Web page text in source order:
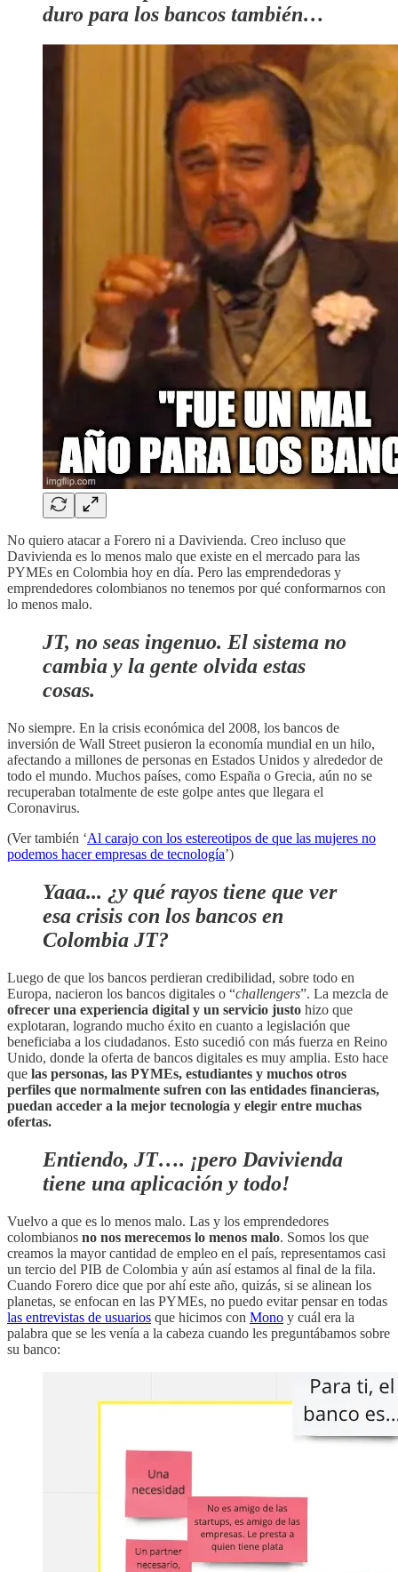
duro para los bancos también…
No quiero atacar a Forero ni a Davivienda. Creo incluso que
Davivienda es lo menos malo que existe en el mercado para las
PYMEs en Colombia hoy en día. Pero las emprendedoras y
emprendedores colombianos no tenemos por qué conformarnos con
lo menos malo.
JT, no seas ingenuo. El sistema no
cambia y la gente olvida estas
cosas.
No siempre. En la crisis económica del 2008, los bancos de
inversión de Wall Street pusieron la economía mundial en un hilo,
afectando a millones de personas en Estados Unidos y alrededor de
todo el mundo. Muchos países, como España o Grecia, aún no se
recuperaban totalmente de este golpe antes que llegara el
Coronavirus.
(Ver también ‘Al carajo con los estereotipos de que las mujeres no
podemos hacer empresas de tecnología’)
Yaaa... ¿y qué rayos tiene que ver
esa crisis con los bancos en
Colombia JT?
Luego de que los bancos perdieran credibilidad, sobre todo en
Europa, nacieron los bancos digitales o “challengers”. La mezcla de
ofrecer una experiencia digital y un servicio justo hizo que
explotaran, logrando mucho éxito en cuanto a legislación que
beneficiaba a los ciudadanos. Esto sucedió con más fuerza en Reino
Unido, donde la oferta de bancos digitales es muy amplia. Esto hace
que las personas, las PYMEs, estudiantes y muchos otros
perfiles que normalmente sufren con las entidades financieras,
puedan acceder a la mejor tecnología y elegir entre muchas
ofertas.
Entiendo, JT…. ¡pero Davivienda
tiene una aplicación y todo!
Vuelvo a que es lo menos malo. Las y los emprendedores
colombianos no nos merecemos lo menos malo. Somos los que
creamos la mayor cantidad de empleo en el país, representamos casi
un tercio del PIB de Colombia y aún así estamos al final de la fila.
Cuando Forero dice que por ahí este año, quizás, si se alinean los
planetas, se enfocan en las PYMEs, no puedo evitar pensar en todas
las entrevistas de usuarios que hicimos con Mono y cuál era la
palabra que se les venía a la cabeza cuando les preguntábamos sobre
su banco: